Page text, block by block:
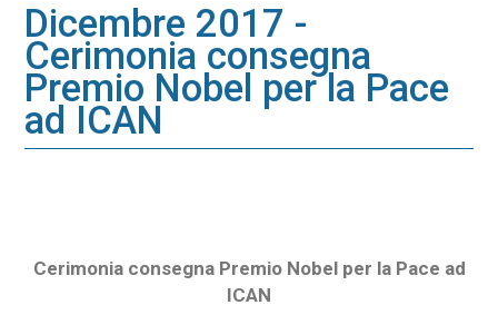
Dicembre 2017 -
Cerimonia consegna
Premio Nobel per la Pace
ad ICAN
Cerimonia consegna Premio Nobel per la Pace ad
ICAN